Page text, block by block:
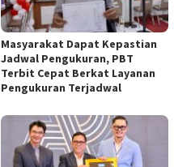
Masyarakat Dapat Kepastian
Jadwal Pengukuran, PBT
Terbit Cepat Berkat Layanan
Pengukuran Terjadwal